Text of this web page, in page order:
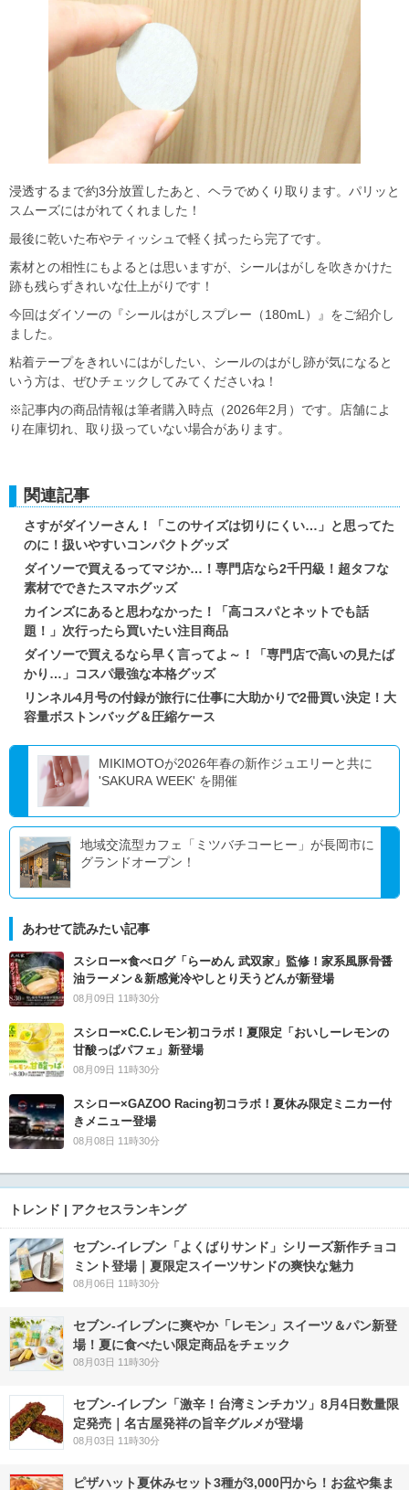
浸透するまで約3分放置したあと、ヘラでめくり取ります。パリッと
スムーズにはがれてくれました！
最後に乾いた布やティッシュで軽く拭ったら完了です。
素材との相性にもよるとは思いますが、シールはがしを吹きかけた
跡も残らずきれいな仕上がりです！
今回はダイソーの『シールはがしスプレー（180mL）』をご紹介し
ました。
粘着テープをきれいにはがしたい、シールのはがし跡が気になると
いう方は、ぜひチェックしてみてくださいね！
※記事内の商品情報は筆者購入時点（2026年2月）です。店舗によ
り在庫切れ、取り扱っていない場合があります。
関連記事
さすがダイソーさん！「このサイズは切りにくい…」と思ってた
のに！扱いやすいコンパクトグッズ
ダイソーで買えるってマジか…！専門店なら2千円級！超タフな
素材でできたスマホグッズ
カインズにあると思わなかった！「高コスパとネットでも話
題！」次行ったら買いたい注目商品
ダイソーで買えるなら早く言ってよ～！「専門店で高いの見たば
かり…」コスパ最強な本格グッズ
リンネル4月号の付録が旅行に仕事に大助かりで2冊買い決定！大
容量ボストンバッグ＆圧縮ケース
MIKIMOTOが2026年春の新作ジュエリーと共に
'SAKURA WEEK' を開催
地域交流型カフェ「ミツバチコーヒー」が長岡市に
グランドオープン！
あわせて読みたい記事
スシロー×食べログ「らーめん 武双家」監修！家系風豚骨醤
油ラーメン＆新感覚冷やしとり天うどんが新登場
08月09日 11時30分
スシロー×C.C.レモン初コラボ！夏限定「おいしーレモンの
甘酸っぱパフェ」新登場
08月09日 11時30分
スシロー×GAZOO Racing初コラボ！夏休み限定ミニカー付
きメニュー登場
08月08日 11時30分
トレンド | アクセスランキング
セブン‐イレブン「よくばりサンド」シリーズ新作チョコ
ミント登場｜夏限定スイーツサンドの爽快な魅力
08月06日 11時30分
セブン‐イレブンに爽やか「レモン」スイーツ＆パン新登
場！夏に食べたい限定商品をチェック
08月03日 11時30分
セブン-イレブン「激辛！台湾ミンチカツ」8月4日数量限
定発売｜名古屋発祥の旨辛グルメが登場
08月03日 11時30分
ピザハット夏休みセット3種が3,000円から！お盆や集ま